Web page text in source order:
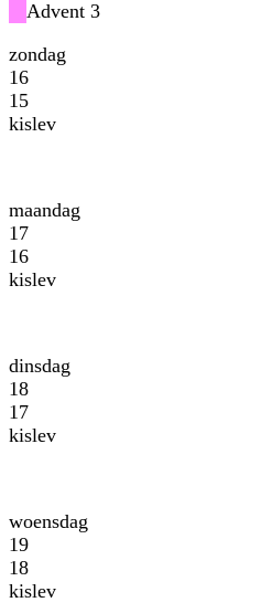
Advent 3
zondag
16
15
kislev
maandag
17
16
kislev
dinsdag
18
17
kislev
woensdag
19
18
kislev